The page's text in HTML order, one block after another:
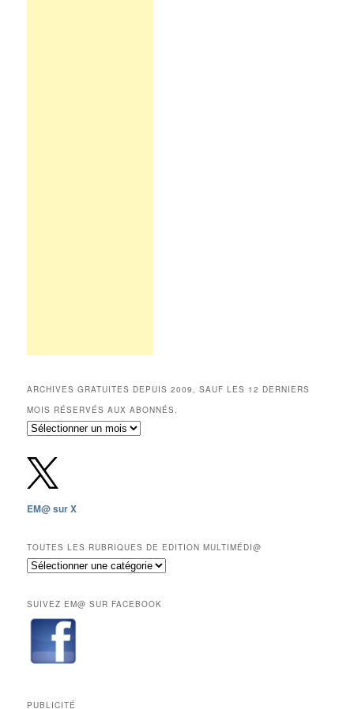
ARCHIVES GRATUITES DEPUIS 2009, SAUF LES 12 DERNIERS
MOIS RÉSERVÉS AUX ABONNÉS.
Archives
depuis
2009,
sauf
12
mois
réservés
aux
EM@ sur X
TOUTES LES RUBRIQUES DE EDITION MULTIMÉDI@
Toutes
de
Edition
Multimédi@
SUIVEZ EM@ SUR FACEBOOK
PUBLICITÉ